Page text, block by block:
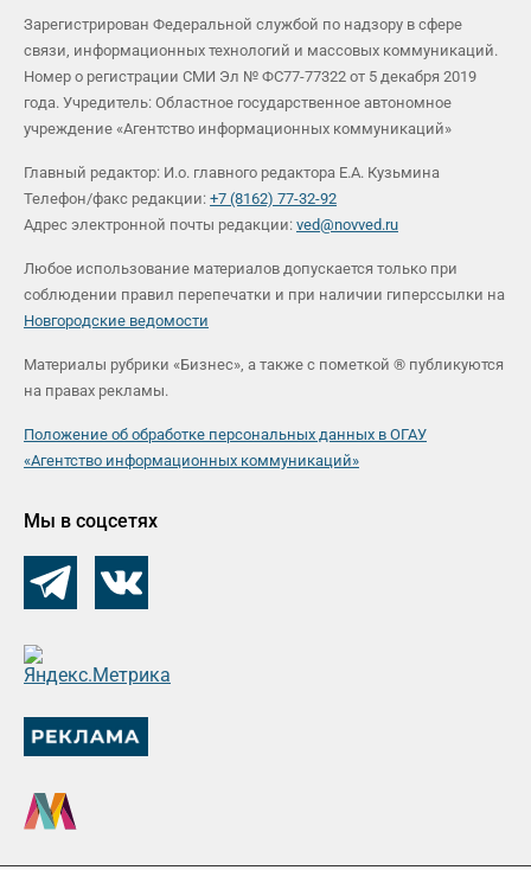
Зарегистрирован Федеральной службой по надзору в сфере
связи, информационных технологий и массовых коммуникаций.
Номер о регистрации СМИ Эл № ФС77-77322 от 5 декабря 2019
года. Учредитель: Областное государственное автономное
учреждение «Агентство информационных коммуникаций»
Главный редактор: И.о. главного редактора Е.А. Кузьмина
Телефон/факс редакции: +7 (8162) 77-32-92
Адрес электронной почты редакции: ved@novved.ru
Любое использование материалов допускается только при
соблюдении правил перепечатки и при наличии гиперссылки на
Новгородские ведомости
Материалы рубрики «Бизнес», а также с пометкой ® публикуются
на правах рекламы.
Положение об обработке персональных данных в ОГАУ
«Агентство информационных коммуникаций»
Мы в соцсетях